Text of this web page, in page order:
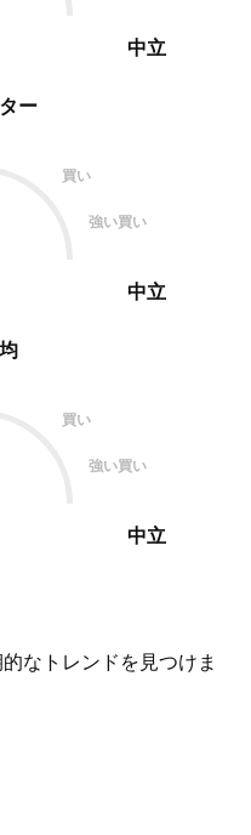
ー
買い
強い買い
中立
中立
買い
強い買い
中立
なトレンドを見つけま